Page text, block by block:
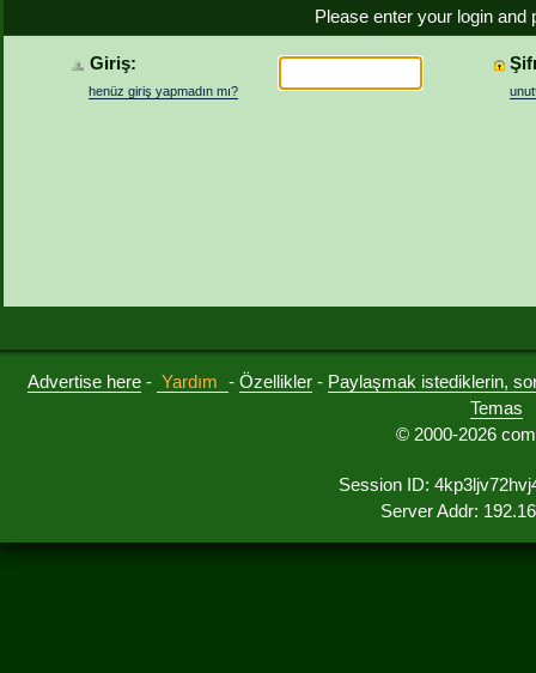
Please enter your login and
Giriş:
henüz giriş yapmadın mı?
Advertise here - Yardım - Özellikler - Paylaşmak istediklerin,
Temas
© 2000-2026
Session ID:
Server Addr: